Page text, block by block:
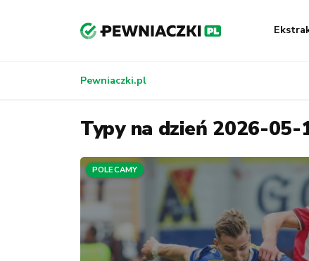
Pewniaczki.pl
Typy na dzień 2026-05-
POLECAMY